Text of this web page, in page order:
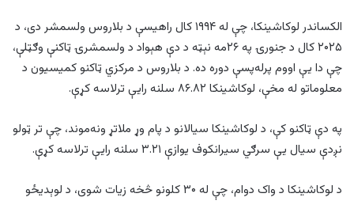
​الکساندر لوکاشینکا، چې له ۱۹۹۴ کال راهیسې د بلاروس ولسمشر دی، د
۲۰۲۵ کال د جنورۍ په ۲۶مه نېټه د دې هېواد د ولسمشرۍ ټاکنې وګټلې،
چې دا یې اووم پرله‌پسې دوره ده. د بلاروس د مرکزي ټاکنو کمیسیون د
معلوماتو له مخې، لوکاشینکا ۸۶.۸۲ سلنه رایې ترلاسه کړې.
په دې ټاکنو کې، د لوکاشینکا سیالانو د پام وړ ملاتړ ونه‌موند، چې تر ټولو
نږدې سیال یې سرګي سیرانکوف یوازې ۳.۲۱ سلنه رایې ترلاسه کړې.
د لوکاشینکا د واک دوام، چې له ۳۰ کلونو څخه زیات شوی، د لوېدیځو